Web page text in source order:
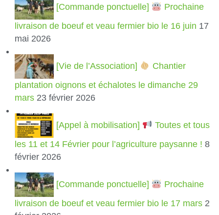
[Commande ponctuelle]
Prochaine
livraison de boeuf et veau fermier bio le 16 juin 17
mai 2026
[Vie de l’Association]
Chantier
plantation oignons et échalotes le dimanche 29
mars 23 février 2026
[Appel à mobilisation]
Toutes et tous
les 11 et 14 Février pour l’agriculture paysanne ! 8
février 2026
[Commande ponctuelle]
Prochaine
livraison de boeuf et veau fermier bio le 17 mars 2